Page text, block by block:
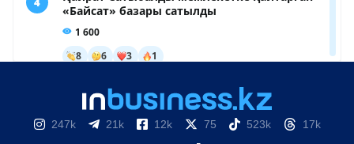
247k 21k 12k 75 523k 17k